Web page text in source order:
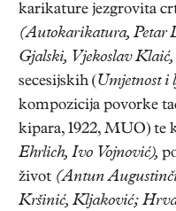
karikature jezgrovita
(Autokarikatura, Petar
Gjalski, Vjekoslav
secesijskih (Umjetnost i
kompozicija povorke
kipara, 1922, MUO) te
Ehrlich, Ivo Vojnović),
život (Antun
Kršinić, Kljaković;